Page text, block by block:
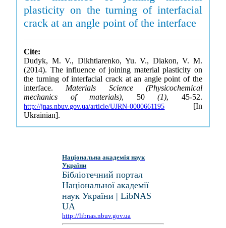
plasticity on the turning of interfacial
crack at an angle point of the interface
Cite:
Dudyk, M. V., Dikhtiarenko, Yu. V., Diakon, V. M.
(2014). The influence of joining material plasticity on
the turning of interfacial crack at an angle point of the
interface. Materials Science (Physicochemical
mechanics of materials), 50(1), 45-52.
http://jnas.nbuv.gov.ua/article/UJRN-0000661195 [In
Ukrainian].
Національна академія наук
України
Бібліотечний портал
Національної академії
наук України | LibNAS
UA
http://libnas.nbuv.gov.ua